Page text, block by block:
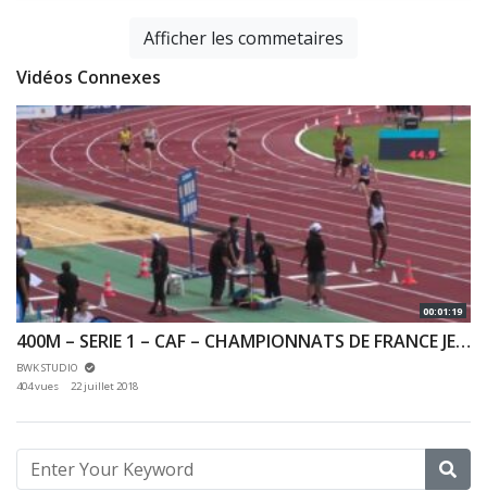
Afficher les commetaires
Vidéos Connexes
00:01:19
400M – SERIE 1 – CAF – CHAMPIONNATS DE FRANCE JEUNES CA JU – 20/07/2018 – BONDOUFLE
BWK STUDIO
404 vues
22 juillet 2018